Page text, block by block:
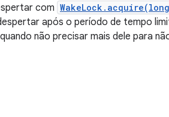
com
após o período de tempo
não precisar mais dele para